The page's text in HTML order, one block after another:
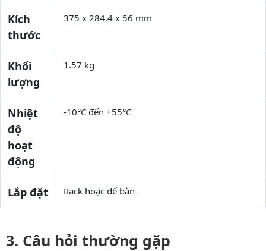
Kích
thước
375 x 284.4 x 56 mm
Khối
lượng
1.57 kg
Nhiệt
độ
hoạt
động
-10°C đến +55°C
Lắp đặt Rack hoặc để bàn
Câu hỏi thường gặp